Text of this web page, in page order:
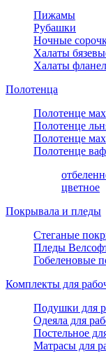
Пижамы
Рубашки
Ночные
Халаты
Халаты
Полотенца
Полотенце
Полотенце
Полотенце
Полотенце
цветное
Покрывала и пледы
Стеганые
Пледы
Гобеленовые
Комплекты для
Подушки для
Одеяла для
Постельное
Матрасы для